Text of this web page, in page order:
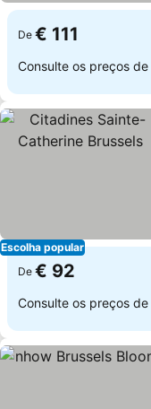
De € 111
Consulte os preços de
Escolha popular
De € 92
Consulte os preços de